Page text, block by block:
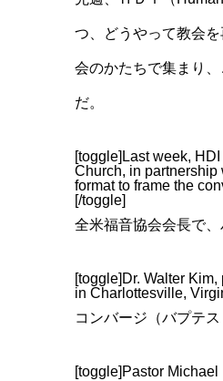
つ、どうやって教会
会のかたちで集まり
だ。
[toggle]Last week,
Church, in partnership
format to frame the
[/toggle]
全米福音協会会長で
[toggle]Dr. Walter
in Charlottesville,
コンバージ（バプテ
[toggle]Pastor